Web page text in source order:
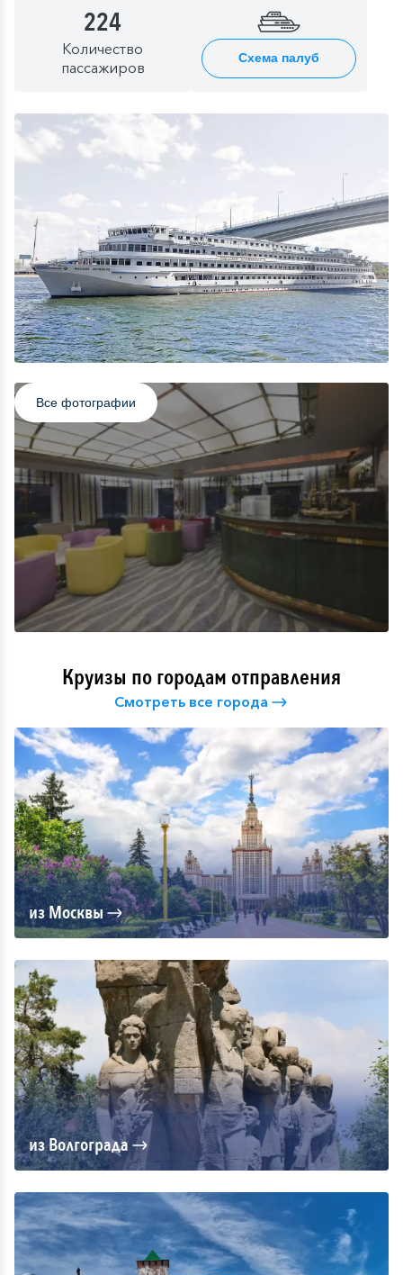
224
Количество
пассажиров
Схема палуб
Все фотографии
Круизы по городам отправления
Смотреть все города
из Москвы
из Волгограда